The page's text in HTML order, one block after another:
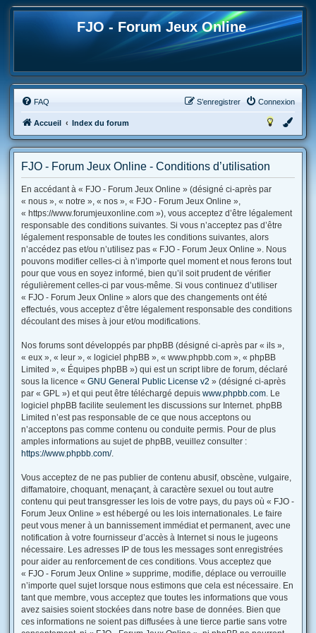
FJO - Forum Jeux Online
FAQ Connexion
S’enregistrer
Accueil Index du forum
FJO - Forum Jeux Online - Conditions d’utilisation
En accédant à « FJO - Forum Jeux Online » (désigné ci-après par
« nous », « notre », « nos », « FJO - Forum Jeux Online »,
« https://www.forumjeuxonline.com »), vous acceptez d’être légalement
responsable des conditions suivantes. Si vous n’acceptez pas d’être
légalement responsable de toutes les conditions suivantes, alors
n’accédez pas et/ou n’utilisez pas « FJO - Forum Jeux Online ». Nous
pouvons modifier celles-ci à n’importe quel moment et nous ferons tout
pour que vous en soyez informé, bien qu’il soit prudent de vérifier
régulièrement celles-ci par vous-même. Si vous continuez d’utiliser
« FJO - Forum Jeux Online » alors que des changements ont été
effectués, vous acceptez d’être légalement responsable des conditions
découlant des mises à jour et/ou modifications.
Nos forums sont développés par phpBB (désigné ci-après par « ils »,
« eux », « leur », « logiciel phpBB », « www.phpbb.com », « phpBB
Limited », « Équipes phpBB ») qui est un script libre de forum, déclaré
sous la licence « GNU General Public License v2 » (désigné ci-après
par « GPL ») et qui peut être téléchargé depuis www.phpbb.com. Le
logiciel phpBB facilite seulement les discussions sur Internet. phpBB
Limited n’est pas responsable de ce que nous acceptons ou
n’acceptons pas comme contenu ou conduite permis. Pour de plus
amples informations au sujet de phpBB, veuillez consulter :
https://www.phpbb.com/.
Vous acceptez de ne pas publier de contenu abusif, obscène, vulgaire,
diffamatoire, choquant, menaçant, à caractère sexuel ou tout autre
contenu qui peut transgresser les lois de votre pays, du pays où « FJO -
Forum Jeux Online » est hébergé ou les lois internationales. Le faire
peut vous mener à un bannissement immédiat et permanent, avec une
notification à votre fournisseur d’accès à Internet si nous le jugeons
nécessaire. Les adresses IP de tous les messages sont enregistrées
pour aider au renforcement de ces conditions. Vous acceptez que
« FJO - Forum Jeux Online » supprime, modifie, déplace ou verrouille
n’importe quel sujet lorsque nous estimons que cela est nécessaire. En
tant que membre, vous acceptez que toutes les informations que vous
avez saisies soient stockées dans notre base de données. Bien que
ces informations ne soient pas diffusées à une tierce partie sans votre